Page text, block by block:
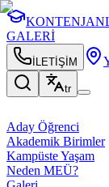
GALERİ
İLETİŞİM
tr
Aday Öğrenci
Akademik Birimler
Kampüste Yaşam
Neden MEÜ?